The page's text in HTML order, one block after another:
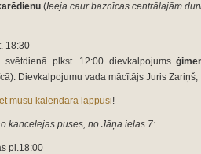
(Ieeja caur baznīcas centrālajām
18:30
svētdienā plkst. 12:00 dievkalpojums
Dievkalpojumu vada mācītājs Juris Zariņš;
mūsu kalendāra lappusi!
kancelejas puses, no Jāņa ielas 7:
pl.18:00